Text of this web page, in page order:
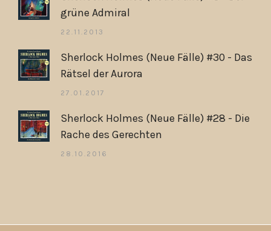
grüne Admiral
22.11.2013
Sherlock Holmes (Neue Fälle) #30 - Das
Rätsel der Aurora
27.01.2017
Sherlock Holmes (Neue Fälle) #28 - Die
Rache des Gerechten
28.10.2016